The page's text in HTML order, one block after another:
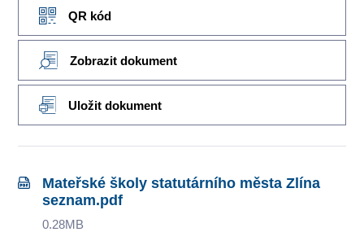
QR kód
Zobrazit dokument
Uložit dokument
Mateřské školy statutárního města Zlína
seznam.pdf
0.28MB